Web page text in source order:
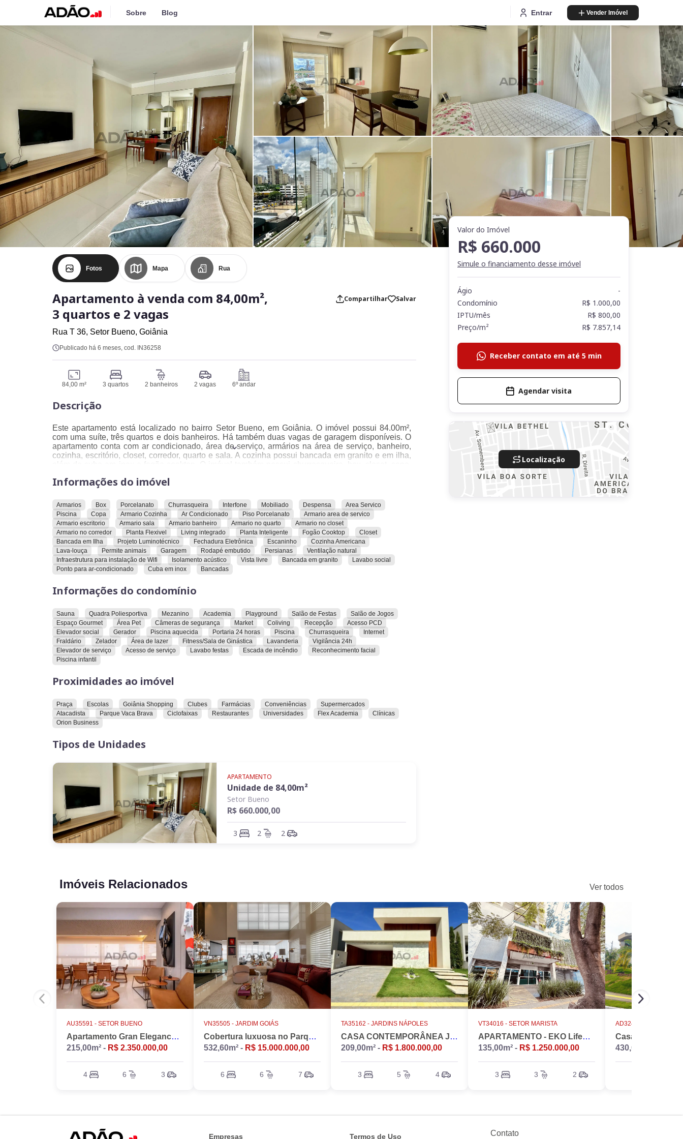
Sobre Blog Entrar Vender Imóvel
Fotos Mapa Rua
Apartamento à venda com 84,00m²,
3 quartos e 2 vagas
Compartilhar Salvar
Rua T 36, Setor Bueno, Goiânia
Publicado há 6 meses, cod. IN36258
84,00 m² 3 quartos 2 banheiros 2 vagas 6º andar
Descrição
Este apartamento está localizado no bairro Setor Bueno, em Goiânia. O imóvel possui 84.00m²,
com uma suíte, três quartos e dois banheiros. Há também duas vagas de garagem disponíveis. O
apartamento conta com ar condicionado, área de serviço, armários na área de serviço, banheiro,
cozinha, escritório, closet, corredor, quarto e sala. A cozinha possui bancada em granito e em ilha,
além de cuba em inox e fogão cooktop. O imóvel também possui churrasqueira, box, closet, copa,
wifi, interfone, isolamento acústico, lava-louça, lavabo social, living integrado, persianas, piscina,
mobiliado e permite animais.
O condomínio oferece academia, acesso de serviço, acesso para pessoas com deficiência, área de
lazer, área pet, câmeras de segurança, churrasqueira, coliving, elevador de serviço, elevador social,
escada de incêndio, espaço gourmet, sala de ginástica, fraldário, gerador, internet, lavabo para
festas, lavanderia, market, mezanino, piscina, piscina aquecida, piscina infantil, playground,
portaria 24 horas, quadra poliesportiva, recepção, reconhecimento facial, salão de festas, salão de
jogos, sauna, vigilância 24h e zelador.
farmácias, academia Flex, Goiânia Shopping, Orion Business, Parque Vaca Brava, praças,
Convidamos você a conhecer este imóvel e explorar todas as suas características e comodidades.
Informações do imóvel
Armarios Box Porcelanato Churrasqueira Interfone Mobiliado Despensa
Area Servico
Piscina
Copa Armario Cozinha Ar Condicionado Piso Porcelanato
Armario area de servico
Armario escritorio
Armario sala Armario banheiro Armario no quarto
Armario no closet
Armario no corredor
Planta Flexivel Living integrado Planta Inteligente Fogão Cooktop
Closet
Bancada em Ilha
Projeto Luminotécnico Fechadura Eletrônica Escaninho
Cozinha Americana
Lava-louça
Permite animais Garagem Rodapé embutido Persianas
Ventilação natural
Infraestrutura para instalação de Wifi
Isolamento acústico Vista livre Bancada em granito
Lavabo social
Ponto para ar-condicionado
Cuba em inox Bancadas
Informações do condomínio
Sauna Quadra Poliesportiva Mezanino Academia Playground Salão de Festas
Salão de Jogos
Espaço Gourmet
Área Pet Câmeras de segurança Market Coliving Recepção
Acesso PCD
Elevador social
Gerador Piscina aquecida Portaria 24 horas Piscina Churrasqueira
Internet
Fraldário
Zelador Área de lazer Fitness/Sala de Ginástica Lavanderia
Vigilância 24h
Elevador de serviço
Acesso de serviço Lavabo festas Escada de incêndio
Reconhecimento facial
Piscina infantil
Proximidades ao imóvel
Praça Escolas Goiânia Shopping Clubes Farmácias Conveniências
Supermercados
Atacadista
Parque Vaca Brava Ciclofaixas Restaurantes Universidades Flex Academia
Clínicas
Orion Business
Tipos de Unidades
APARTAMENTO
Unidade de 84,00m²
Setor Bueno
R$ 660.000,00
3 2 2
Valor do Imóvel
R$ 660.000
Simule o financiamento desse imóvel
Ágio
-
Condomínio
R$ 1.000,00
IPTU/mês
R$ 800,00
Preço/m²
R$ 7.857,14
Receber contato em até 5 min
Agendar visita
Localização
Imóveis Relacionados Ver todos
AU35591 - SETOR BUENO
Apartamento Gran Elegance - 4 suites + Home Office
215,00m² - R$ 2.350.000,00
4 6 3
VN35505 - JARDIM GOIÁS
Cobertura luxuosa no Parque Flamboyant, Jardim Goiás. Duplex, 533m2, 4 suítes, Piscina, 7 vagas, nascente.
532,60m² - R$ 15.000.000,00
6 6 7
TA35162 - JARDINS NÁPOLES
CASA CONTEMPORÂNEA JARDINS NÁPOLES
209,00m² - R$ 1.800.000,00
3 5 4
VT34016 - SETOR MARISTA
APARTAMENTO - EKO LifeStyle
135,00m² - R$ 1.250.000,00
3 3 2
AD32486 -
430,00m² -
Empresas Termos de Uso Contato